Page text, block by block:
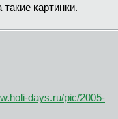
картинки.
days.ru/pic/2005-